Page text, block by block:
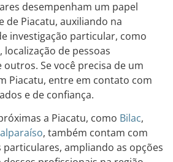
desempenham um papel
de Piacatu, auxiliando na
investigação particular, como
de pessoas
Se você precisa de um
Piacatu, entre em contato com
e de confiança.
a Piacatu, como Bilac,
, também contam com
ampliando as opções